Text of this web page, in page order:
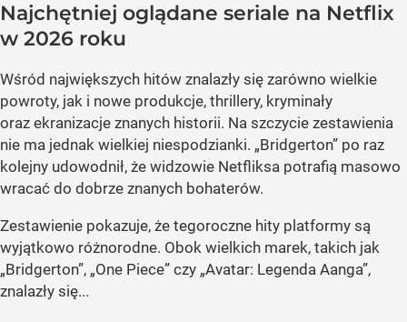
Najchętniej oglądane seriale na Netflix
w 2026 roku
Wśród największych hitów znalazły się zarówno wielkie
powroty, jak i nowe produkcje, thrillery, kryminały
oraz ekranizacje znanych historii. Na szczycie zestawienia
nie ma jednak wielkiej niespodzianki. „Bridgerton” po raz
kolejny udowodnił, że widzowie Netfliksa potrafią masowo
wracać do dobrze znanych bohaterów.
Zestawienie pokazuje, że tegoroczne hity platformy są
wyjątkowo różnorodne. Obok wielkich marek, takich jak
„Bridgerton”, „One Piece” czy „Avatar: Legenda Aanga”,
znalazły się...